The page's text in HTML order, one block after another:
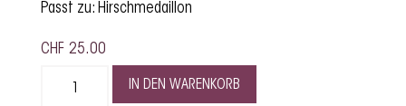
Passt zu: Hirschmedaillon
CHF 25.00
IN DEN WARENKORB